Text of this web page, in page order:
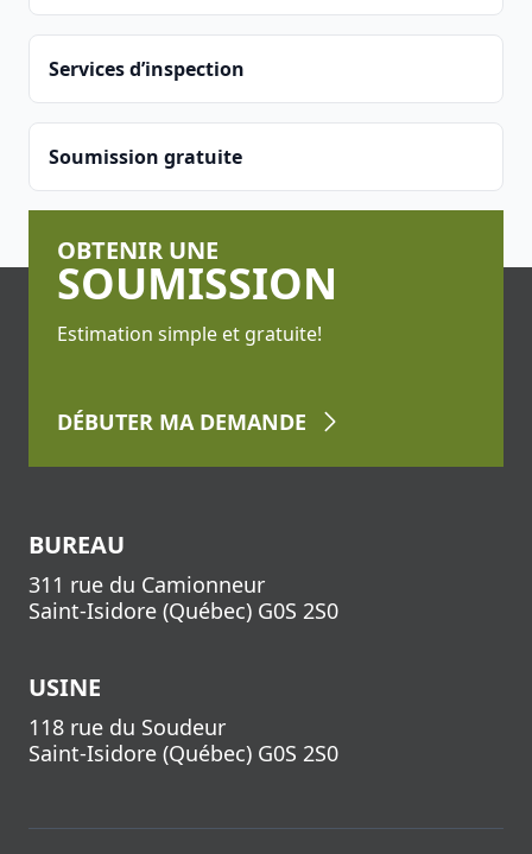
Services d’inspection
Soumission gratuite
BUREAU
311 rue du Camionneur
Saint-Isidore (Québec) G0S 2S0
USINE
118 rue du Soudeur
Saint-Isidore (Québec) G0S 2S0
OBTENIR UNE
SOUMISSION
Estimation simple et gratuite!
DÉBUTER MA DEMANDE